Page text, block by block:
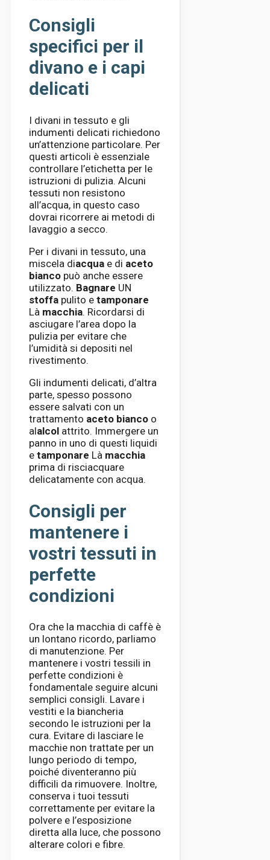
Consigli
specifici per il
divano e i capi
delicati
I divani in tessuto e gli
indumenti delicati richiedono
un’attenzione particolare. Per
questi articoli è essenziale
controllare l’etichetta per le
istruzioni di pulizia. Alcuni
tessuti non resistono
all’acqua, in questo caso
dovrai ricorrere ai metodi di
lavaggio a secco.
Per i divani in tessuto, una
miscela diacqua e di aceto
bianco può anche essere
utilizzato. Bagnare UN
stoffa pulito e tamponare
Là macchia. Ricordarsi di
asciugare l’area dopo la
pulizia per evitare che
l’umidità si depositi nel
rivestimento.
Gli indumenti delicati, d’altra
parte, spesso possono
essere salvati con un
trattamento aceto bianco o
alalcol attrito. Immergere un
panno in uno di questi liquidi
e tamponare Là macchia
prima di risciacquare
delicatamente con acqua.
Consigli per
mantenere i
vostri tessuti in
perfette
condizioni
Ora che la macchia di caffè è
un lontano ricordo, parliamo
di manutenzione. Per
mantenere i vostri tessili in
perfette condizioni è
fondamentale seguire alcuni
semplici consigli. Lavare i
vestiti e la biancheria
secondo le istruzioni per la
cura. Evitare di lasciare le
macchie non trattate per un
lungo periodo di tempo,
poiché diventeranno più
difficili da rimuovere. Inoltre,
conserva i tuoi tessuti
correttamente per evitare la
polvere e l’esposizione
diretta alla luce, che possono
alterare colori e fibre.